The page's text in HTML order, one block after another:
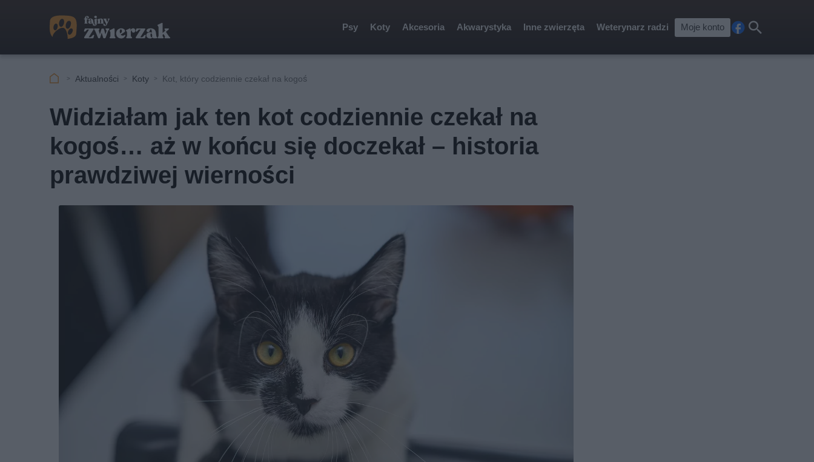
Psy Koty Akcesoria Akwarystyka Inne zwierzęta Weterynarz radzi Moje konto
cebkaj
Aktualności Koty Kot, który codziennie czekał na kogoś
Widziałam jak ten kot codziennie czekał na
kogoś… aż w końcu się doczekał – historia
prawdziwej wierności